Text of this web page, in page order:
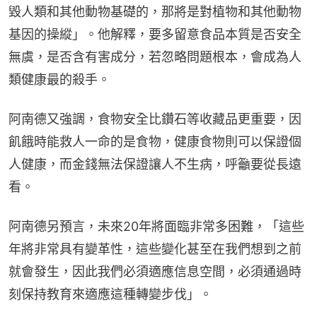
毀人類和其他動物基礎的，那將是對植物和其他動物
基因的操縱」。他解釋，要多留意食品本質是否安全
無虞，是否含有害成分，若忽略問題根本，會成為人
類健康最的殺手。
阿南德又強調，食物安全比鑽石等收藏品更重要，因
飢餓時能救人一命的是食物，健康食物則可以保證個
人健康，而金錢無法保證讓人不生病，呼籲要從長遠
看。
阿南德另預言，未來20年將面臨非常多困難，「這些
年將非常具有變革性，這些變化甚至在我們想到之前
就會發生，因此我們必須適應信息空間，必須通過時
刻保持教育來適應這種轉變步伐」。